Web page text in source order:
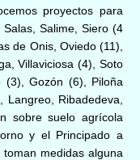
proyectos para
Salime, Siero (4
de Onis, Oviedo (11),
Villaviciosa (4), Soto
(3), Gozón (6), Piloña
Ribadedeva,
sobre suelo agrícola
y el Principado a
medidas alguna